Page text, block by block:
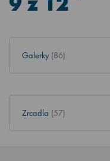
Galerky (86)
Zrcadla (57)